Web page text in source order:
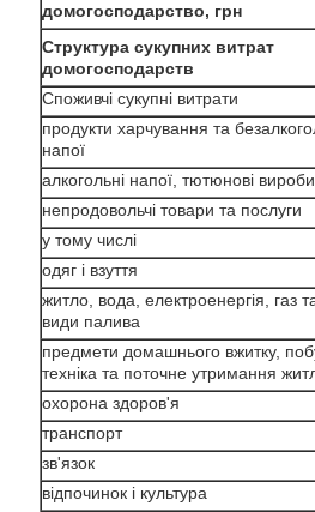
домогосподарство, грн
Структура сукупних витрат
домогосподарств
Споживчі сукупні витрати
продукти харчування та
напої
алкогольні напої, тютюнові вироби
непродовольчі товари та послуги
у тому числі
одяг і взуття
житло, вода, електроенергія, газ
види палива
предмети домашнього вжитку,
техніка та поточне утримання
охорона здоров'я
транспорт
зв'язок
відпочинок і культура